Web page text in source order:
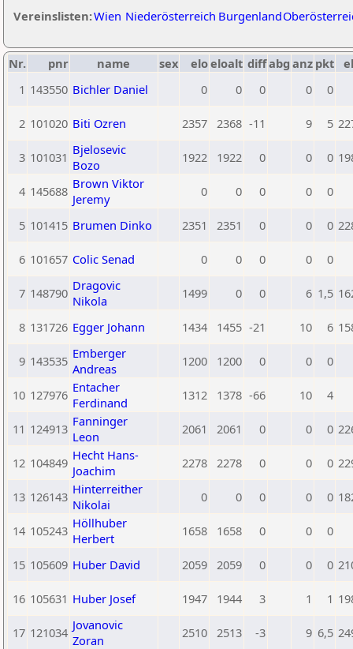
Vereinslisten:Wien Niederösterreich Burgenland
Nr. pnr name sex eloeloalt diffabg anz pkt
1 143550 Bichler Daniel 0 0 0 0 0
2 101020 Biti Ozren 2357 2368 -11 9 5
3 101031 Bjelosevic
Bozo
1922 1922 0 0 0
4 145688 Brown Viktor
Jeremy
0 0 0 0 0
5 101415 Brumen Dinko 2351 2351 0 0 0
6 101657 Colic Senad 0 0 0 0 0
7 148790 Dragovic
Nikola
1499 0 0 6 1,5
8 131726 Egger Johann 1434 1455 -21 10 6
9 143535 Emberger
Andreas
1200 1200 0 0 0
10 127976 Entacher
Ferdinand
1312 1378 -66 10 4
11 124913 Fanninger
Leon
2061 2061 0 0 0
12 104849 Hecht Hans-
Joachim
2278 2278 0 0 0
13 126143 Hinterreither
Nikolai
0 0 0 0 0
14 105243 Höllhuber
Herbert
1658 1658 0 0 0
15 105609 Huber David 2059 2059 0 0 0
16 105631 Huber Josef 1947 1944 3 1 1
17 121034 Jovanovic
Zoran
2510 2513 -3 9 6,5